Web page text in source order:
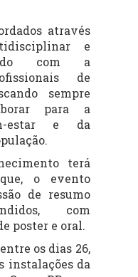
através
e
com a
de
sempre
para a
estar e da
terá
o evento
de resumo
com
poster e oral.
os dias 26,
instalações da